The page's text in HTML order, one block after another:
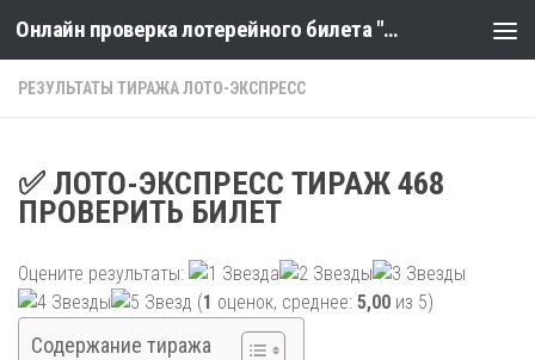
Skip to content Онлайн проверка лотерейного билета "Столото" по номеру тиража
РЕЗУЛЬТАТЫ ТИРАЖА ЛОТО-ЭКСПРЕСС
✅ ЛОТО-ЭКСПРЕСС ТИРАЖ 468
ПРОВЕРИТЬ БИЛЕТ
Оцените результаты:
(1 оценок, среднее: 5,00 из 5)
Содержание тиража